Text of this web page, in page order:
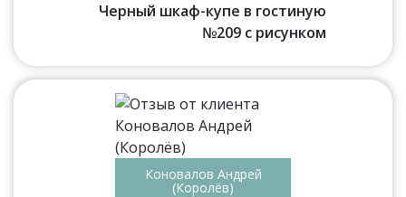
Черный шкаф-купе в гостиную
№209 с рисунком
Коновалов Андрей
(Королёв)